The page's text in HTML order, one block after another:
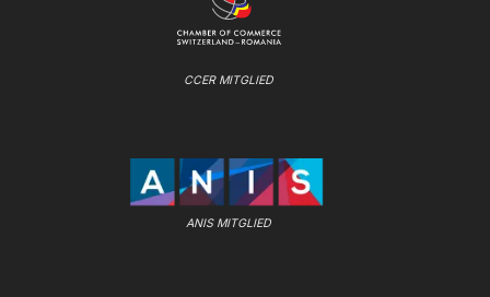
CCER MITGLIED
ANIS MITGLIED